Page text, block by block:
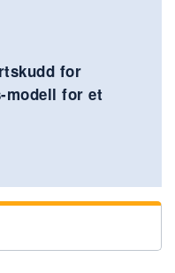
for
modell for et